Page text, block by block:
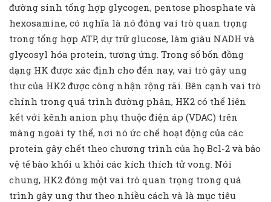
đường sinh tổng hợp glycogen, pentose phosphate và
hexosamine, có nghĩa là nó đóng vai trò quan trọng
trong tổng hợp ATP, dự trữ glucose, làm giàu NADH và
glycosyl hóa protein, tương ứng. Trong số bốn đồng
dạng HK được xác định cho đến nay, vai trò gây ung
thư của HK2 được công nhận rộng rãi. Bên cạnh vai trò
chính trong quá trình đường phân, HK2 có thể liên
kết với kênh anion phụ thuộc điện áp (VDAC) trên
màng ngoài ty thể, nơi nó ức chế hoạt động của các
protein gây chết theo chương trình của họ Bcl-2 và bảo
vệ tế bào khối u khỏi các kích thích tử vong. Nói
chung, HK2 đóng một vai trò quan trọng trong quá
trình gây ung thư theo nhiều cách và là mục tiêu